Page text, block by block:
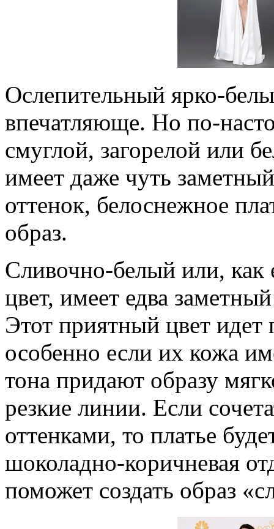
Ослепительный ярко-
впечатляюще. Но по-
смуглой, загорелой или
имеет даже чуть
оттенок, белоснежное
образ.
Сливочно-белый или,
цвет, имеет едва
Этот приятный цвет
особенно если их кожа
тона придают образу
резкие линии. Если
оттенками, то платье
шоколадно-коричневая
поможет создать образ